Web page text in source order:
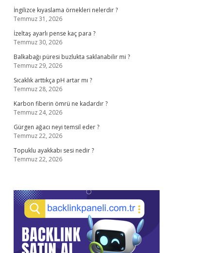
İngilizce kıyaslama örnekleri nelerdir ?
Temmuz 31, 2026
İzeltaş ayarlı pense kaç para ?
Temmuz 30, 2026
Balkabağı püresi buzlukta saklanabilir mi ?
Temmuz 29, 2026
Sıcaklık arttıkça pH artar mı ?
Temmuz 28, 2026
Karbon fiberin ömrü ne kadardır ?
Temmuz 24, 2026
Gürgen ağacı neyi temsil eder ?
Temmuz 22, 2026
Topuklu ayakkabı sesi nedir ?
Temmuz 22, 2026